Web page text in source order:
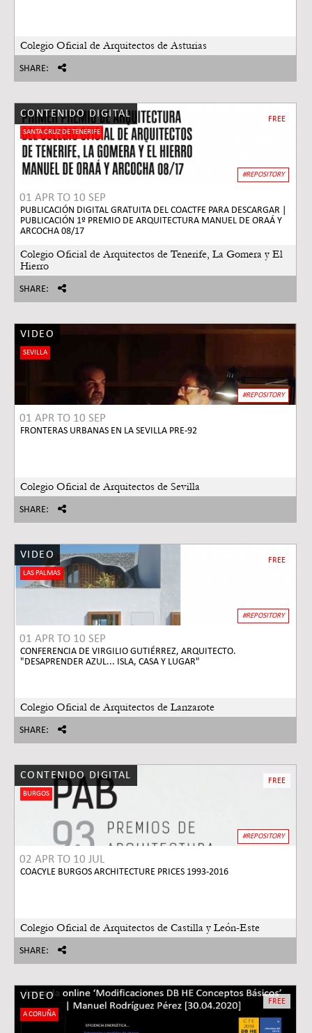
Colegio Oficial de Arquitectos de Asturias
SHARE:
CONTENIDO DIGITAL
SANTA CRUZ DE TENERIFE
01 APR TO 10 SEP
FREE
PUBLICACIÓN DIGITAL GRATUITA DEL COACTFE PARA DESCARGAR |
PUBLICACIÓN 1º PREMIO DE ARQUITECTURA MANUEL DE ORAÁ Y
ARCOCHA 08/17
Colegio Oficial de Arquitectos de Tenerife, La Gomera y El
Hierro
#REPOSITORY
SHARE:
VIDEO
SEVILLA
01 APR TO 10 SEP
FRONTERAS URBANAS EN LA SEVILLA PRE-92
Colegio Oficial de Arquitectos de Sevilla
#REPOSITORY
SHARE:
VIDEO
LAS PALMAS
01 APR TO 10 SEP
FREE
CONFERENCIA DE VIRGILIO GUTIÉRREZ, ARQUITECTO.
"DESAPRENDER AZUL... ISLA, CASA Y LUGAR"
Colegio Oficial de Arquitectos de Lanzarote
#REPOSITORY
SHARE:
CONTENIDO DIGITAL
BURGOS
02 APR TO 10 JUL
FREE
COACYLE BURGOS ARCHITECTURE PRICES 1993-2016
Colegio Oficial de Arquitectos de Castilla y León-Este
#REPOSITORY
SHARE:
VIDEO
A CORUÑA
FREE